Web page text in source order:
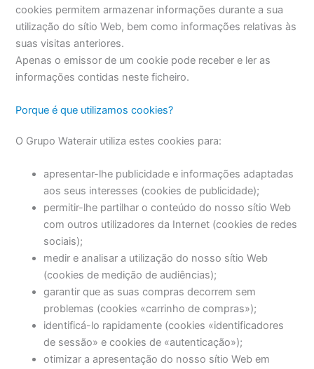
cookies permitem armazenar informações durante a sua
utilização do sítio Web, bem como informações relativas às
suas visitas anteriores.
Apenas o emissor de um cookie pode receber e ler as
informações contidas neste ficheiro.
Porque é que utilizamos cookies?
O Grupo Waterair utiliza estes cookies para:
apresentar-lhe publicidade e informações adaptadas
aos seus interesses (cookies de publicidade);
permitir-lhe partilhar o conteúdo do nosso sítio Web
com outros utilizadores da Internet (cookies de redes
sociais);
medir e analisar a utilização do nosso sítio Web
(cookies de medição de audiências);
garantir que as suas compras decorrem sem
problemas (cookies «carrinho de compras»);
identificá-lo rapidamente (cookies «identificadores
de sessão» e cookies de «autenticação»);
otimizar a apresentação do nosso sítio Web em